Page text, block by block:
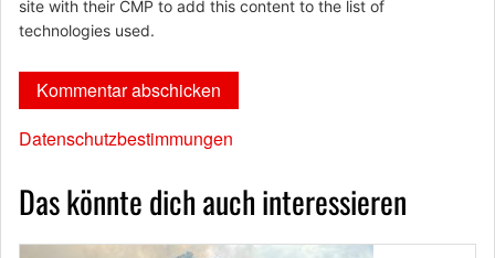
site with their CMP to add this content to the list of
technologies used.
Datenschutzbestimmungen
Das könnte dich auch interessieren